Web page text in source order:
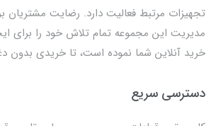
تجهیزات مرتبط فعالیت دارد. رضایت مشتریان
مدیریت این مجموعه تمام تلاش خود را برای
خرید آنلاین شما نموده است، تا خریدی بدون
دسترسی سریع